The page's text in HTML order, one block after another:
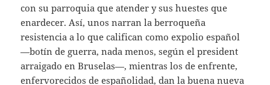
con su parroquia que atender y sus huestes que
enardecer. Así, unos narran la berroqueña
resistencia a lo que califican como expolio español
—botín de guerra, nada menos, según el president
arraigado en Bruselas—, mientras los de enfrente,
enfervorecidos de españolidad, dan la buena nueva